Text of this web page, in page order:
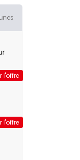
l'offre
l'offre